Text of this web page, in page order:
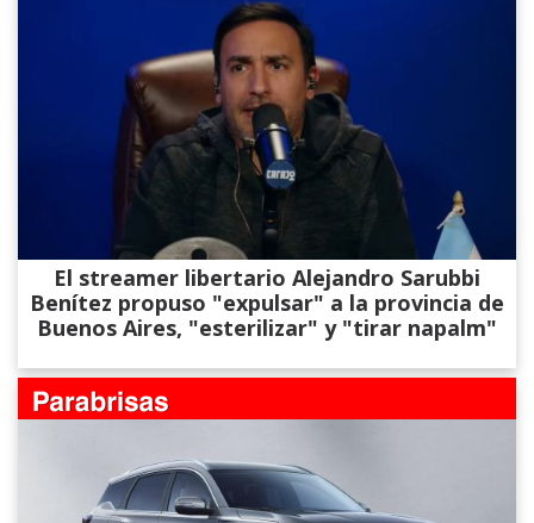
El streamer libertario Alejandro Sarubbi
Benítez propuso "expulsar" a la provincia de
Buenos Aires, "esterilizar" y "tirar napalm"